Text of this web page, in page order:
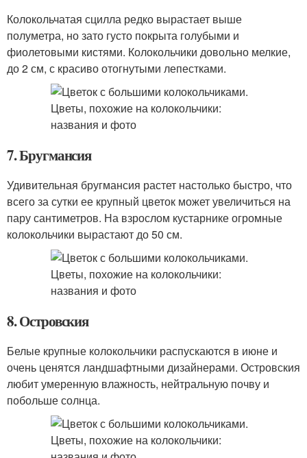
Колокольчатая сцилла редко вырастает выше
полуметра, но зато густо покрыта голубыми и
фиолетовыми кистями. Колокольчики довольно мелкие,
до 2 см, с красиво отогнутыми лепестками.
7. Бругмансия
Удивительная бругмансия растет настолько быстро, что
всего за сутки ее крупный цветок может увеличиться на
пару сантиметров. На взрослом кустарнике огромные
колокольчики вырастают до 50 см.
8. Островския
Белые крупные колокольчики распускаются в июне и
очень ценятся ландшафтными дизайнерами. Островския
любит умеренную влажность, нейтральную почву и
побольше солнца.